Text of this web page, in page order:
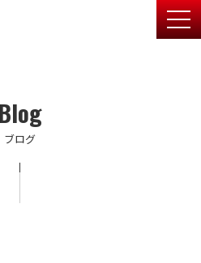
Blog
ブログ